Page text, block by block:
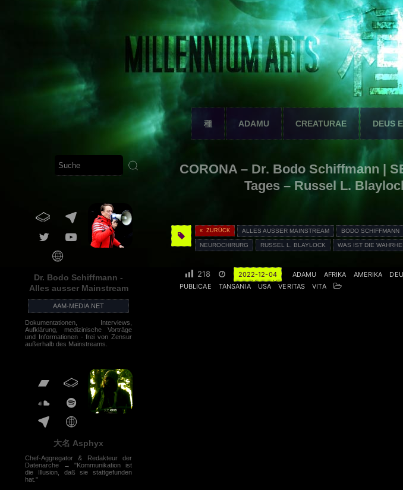
種 ADAMU CREATURAE DEUS
Dr. Bodo Schiffmann -
Alles ausser Mainstream
AAM-MEDIA.NET
Dokumentationen, Interviews,
Aufklärung, medizinische Vorträge
und Informationen - frei von Zensur
außerhalb des Mainstreams.
大名 Asphyx
Chef-Aggregator & Redakteur der
Datenarche → "Kommunikation ist
die Illusion, daß sie stattgefunden
hat."
CORONA – Dr. Bodo Schiffmann |
Tages – Russel L.
« ZURÜCK ALLES AUSSER MAINSTREAM BODO SCHIFFMANN
NEUROCHIRURG RUSSEL L. BLAYLOCK WAS IST DIE
218 2022-12-04 ADAMU AFRIKA AMERIKA
PUBLICAE
TANSANIA USA VERITAS VITA